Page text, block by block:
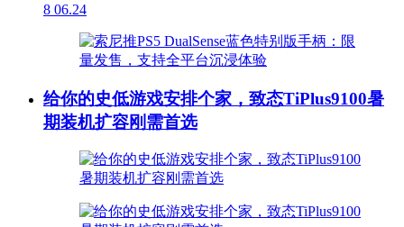
8 06.24
给你的史低游戏安排个家，致态TiPlus9100暑
期装机扩容刚需首选